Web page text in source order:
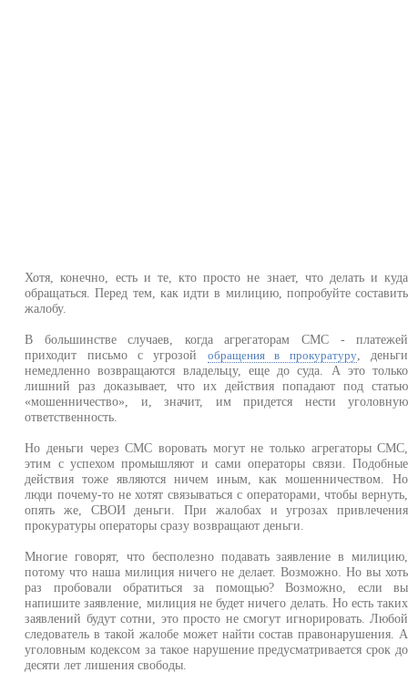
Хотя, конечно, есть и те, кто просто не знает, что делать и куда
обращаться. Перед тем, как идти в милицию, попробуйте составить
жалобу.
В большинстве случаев, когда агрегаторам СМС - платежей
приходит письмо с угрозой обращения в прокуратуру, деньги
немедленно возвращаются владельцу, еще до суда. А это только
лишний раз доказывает, что их действия попадают под статью
«мошенничество», и, значит, им придется нести уголовную
ответственность.
Но деньги через СМС воровать могут не только агрегаторы СМС,
этим с успехом промышляют и сами операторы связи. Подобные
действия тоже являются ничем иным, как мошенничеством. Но
люди почему-то не хотят связываться с операторами, чтобы вернуть,
опять же, СВОИ деньги. При жалобах и угрозах привлечения
прокуратуры операторы сразу возвращают деньги.
Многие говорят, что бесполезно подавать заявление в милицию,
потому что наша милиция ничего не делает. Возможно. Но вы хоть
раз пробовали обратиться за помощью? Возможно, если вы
напишите заявление, милиция не будет ничего делать. Но есть таких
заявлений будут сотни, это просто не смогут игнорировать. Любой
следователь в такой жалобе может найти состав правонарушения. А
уголовным кодексом за такое нарушение предусматривается срок до
десяти лет лишения свободы.